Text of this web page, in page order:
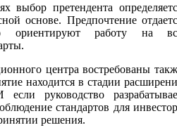
выбор претендента
основе. Предпочтение
ориентируют работу на
центра востребованы
находится в стадии
руководство
стандартов для
решения.